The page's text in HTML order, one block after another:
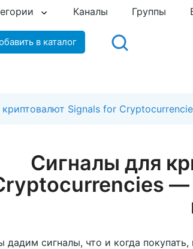
Каналы Группы
в каталог
Signals for
Сигналы для
дадим сигналы, что и когда